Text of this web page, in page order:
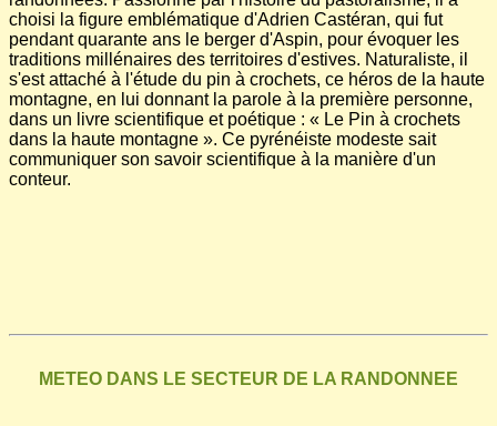
choisi la figure emblématique d'Adrien Castéran, qui fut
pendant quarante ans le berger d'Aspin, pour évoquer les
traditions millénaires des territoires d'estives. Naturaliste, il
s'est attaché à l'étude du pin à crochets, ce héros de la haute
montagne, en lui donnant la parole à la première personne,
dans un livre scientifique et poétique : « Le Pin à crochets
dans la haute montagne ». Ce pyrénéiste modeste sait
communiquer son savoir scientifique à la manière d'un
conteur.
METEO DANS LE SECTEUR DE LA RANDONNEE